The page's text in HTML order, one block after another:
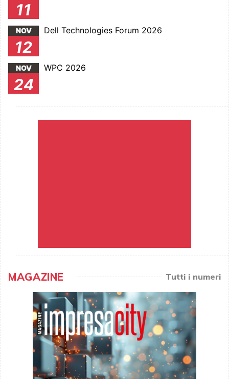
11
NOV
12
Dell Technologies Forum 2026
NOV
24
WPC 2026
MAGAZINE Tutti i numeri